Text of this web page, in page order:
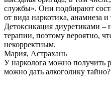
службы». Они подбирают
от вида наркотика, анамнеза
Детоксикация диуретиками –
терапии, поэтому вероятно,
некорректным.
Мария, Астрахань
У нарколога можно получить
можно дать алкоголику тайно?